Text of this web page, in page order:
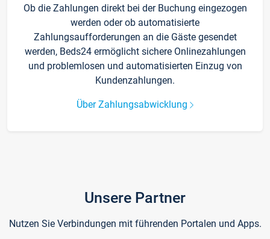
Ob die Zahlungen direkt bei der Buchung eingezogen
werden oder ob automatisierte
Zahlungsaufforderungen an die Gäste gesendet
werden, Beds24 ermöglicht sichere Onlinezahlungen
und problemlosen und automatisierten Einzug von
Kundenzahlungen.
Über Zahlungsabwicklung
Unsere Partner
Nutzen Sie Verbindungen mit führenden Portalen und Apps.